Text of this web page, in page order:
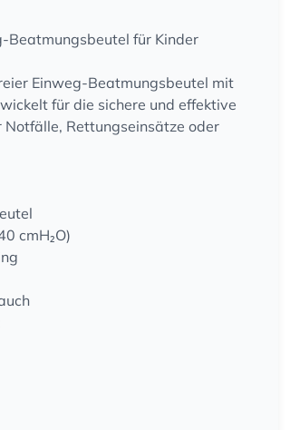
Beatmungsbeutel für Kinder
Einweg-Beatmungsbeutel mit
für die sichere und effektive
Rettungseinsätze oder
cmH₂O)